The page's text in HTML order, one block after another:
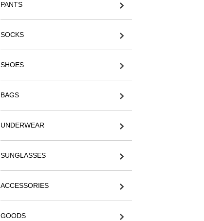
PANTS
SOCKS
SHOES
BAGS
UNDERWEAR
SUNGLASSES
ACCESSORIES
GOODS